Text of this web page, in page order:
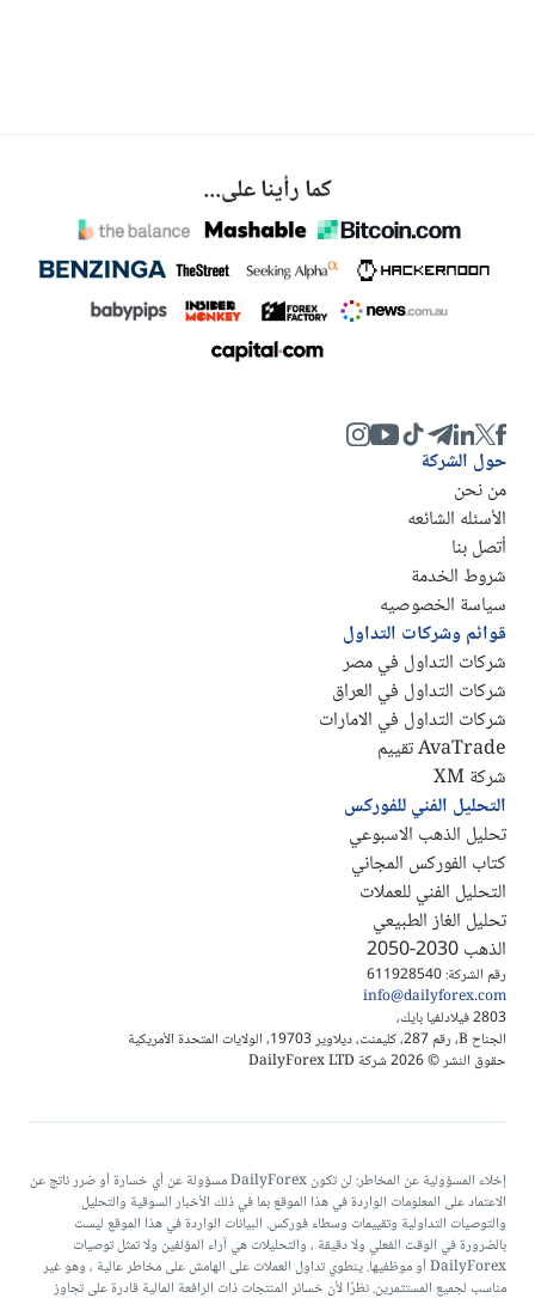
كما رأينا على...
رقم الشركة: 611928540
info@dailyforex.com
2803 فيلادلفيا بايك،
الجناح B، رقم 287، كليمنت، ديلاوير 19703، الولايات المتحدة الأمريكية
حقوق النشر © 2026 شركة DailyForex LTD
حول الشركة
من نحن
الأسئله الشائعه
أتصل بنا
شروط الخدمة
سياسة الخصوصيه
قوائم وشركات التداول
شركات التداول في مصر
شركات التداول في العراق
شركات التداول في الامارات
AvaTrade تقييم
شركة XM
التحليل الفني للفوركس
تحليل الذهب الاسبوعي
كتاب الفوركس المجاني
التحليل الفني للعملات
تحليل الغاز الطبيعي
الذهب 2030-2050
إخلاء المسؤولية عن المخاطر: لن تكون DailyForex مسؤولة عن أي خسارة أو ضرر ناتج عن
الاعتماد على المعلومات الواردة في هذا الموقع بما في ذلك الأخبار السوقية والتحليل
والتوصيات التداولية وتقييمات وسطاء فوركس. البيانات الواردة في هذا الموقع ليست
بالضرورة في الوقت الفعلي ولا دقيقة ، والتحليلات هي آراء المؤلفين ولا تمثل توصيات
DailyForex أو موظفيها. ينطوي تداول العملات على الهامش على مخاطر عالية ، وهو غير
مناسب لجميع المستثمرين. نظرًا لأن خسائر المنتجات ذات الرافعة المالية قادرة على تجاوز